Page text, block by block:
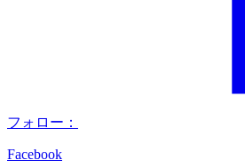
フォロー：
Facebook